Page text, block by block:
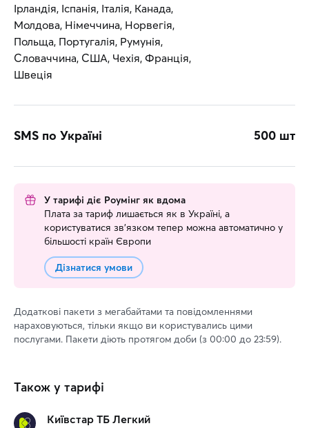
Ірландія, Іспанія, Італія, Канада,
Молдова, Німеччина, Норвегія,
Польща, Португалія, Румунія,
Словаччина, США, Чехія, Франція,
Швеція
SMS по Україні 500 шт
У тарифі діє Роумінг як вдома
Плата за тариф лишається як в Україні, а
користуватися зв’язком тепер можна автоматично у
більшості країн Європи
Дізнатися умови
Додаткові пакети з мегабайтами та повідомленнями
нараховуються, тільки якщо ви користувались цими
послугами. Пакети діють протягом доби (з 00:00 до 23:59).
Також у тарифі
Київстар ТБ Легкий